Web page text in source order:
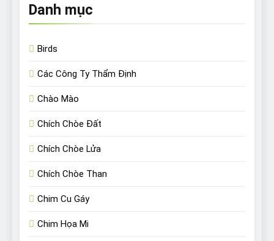
Danh mục
Birds
Các Công Ty Thẩm Định
Chào Mào
Chích Chòe Đất
Chích Chòe Lửa
Chích Chòe Than
Chim Cu Gáy
Chim Họa Mi